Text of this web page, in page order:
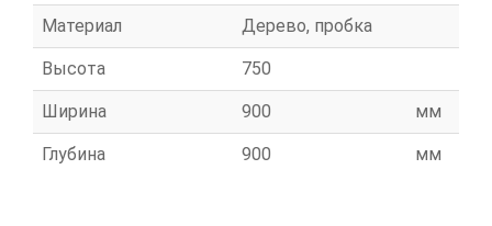
Материал Дерево, пробка
Высота 750
Ширина 900 мм
Глубина 900 мм